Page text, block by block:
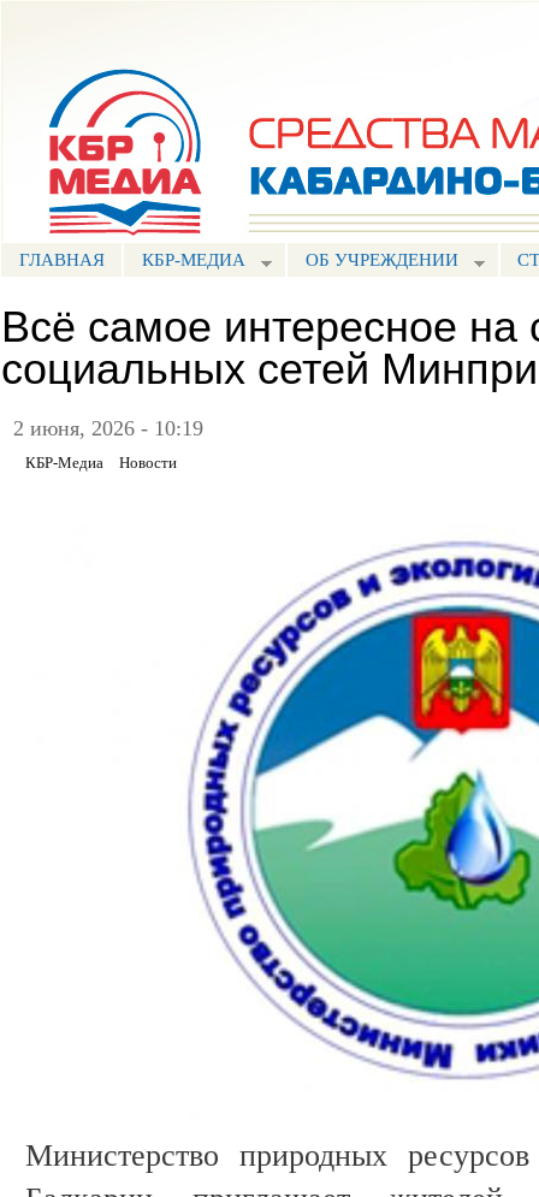
ГЛАВНАЯ КБР-МЕДИА ОБ УЧРЕЖДЕНИИ
Всё самое интересное на
социальных сетей
2 июня, 2026 - 10:19
КБР-Медиа Новости
Министерство природных